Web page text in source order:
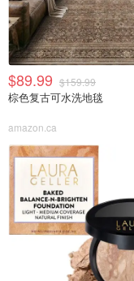
$89.99 $159.99
棕色复古可水洗地毯
amazon.ca